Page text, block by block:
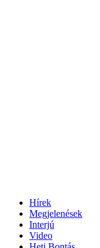
Hírek
Megjelenések
Interjú
Video